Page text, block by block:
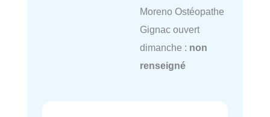
Moreno Ostéopathe
Gignac ouvert
dimanche : non
renseigné